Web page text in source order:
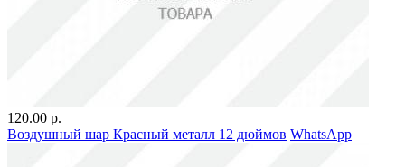
120.00 р.
Воздушный шар Красный металл 12 дюймов WhatsApp